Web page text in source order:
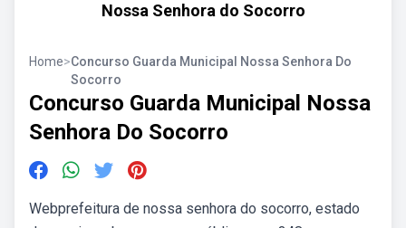
Nossa Senhora do Socorro
Home>Concurso Guarda Municipal Nossa Senhora Do
Socorro
Concurso Guarda Municipal Nossa
Senhora Do Socorro
Webprefeitura de nossa senhora do socorro, estado